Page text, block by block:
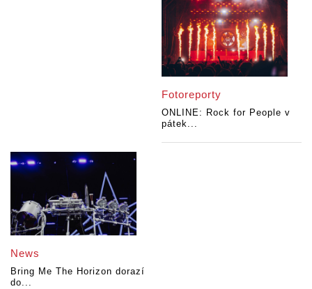
Fotoreporty
ONLINE: Rock for People v
pátek...
News
Bring Me The Horizon dorazí
do...